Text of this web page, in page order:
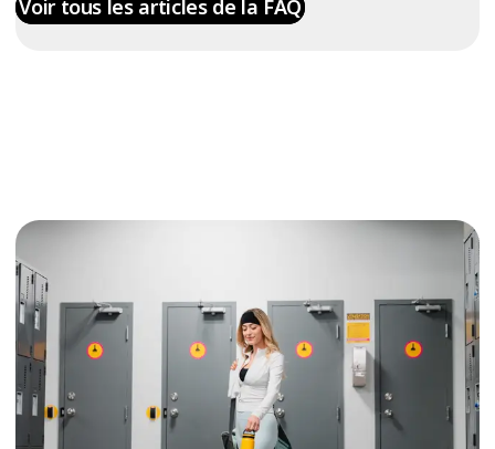
Voir tous les articles de la FAQ